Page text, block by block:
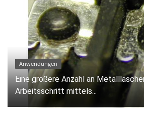
Technologie
Inline Bügellötsystem zur Integration.